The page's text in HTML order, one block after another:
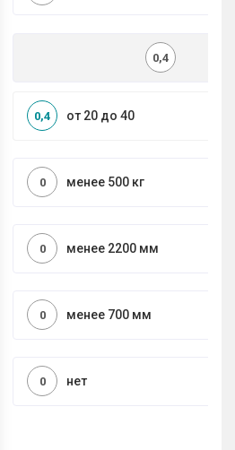
0,4
от 20 до 40
0,4
менее 500 кг
0
менее 2200 мм
0
менее 700 мм
0
нет
0